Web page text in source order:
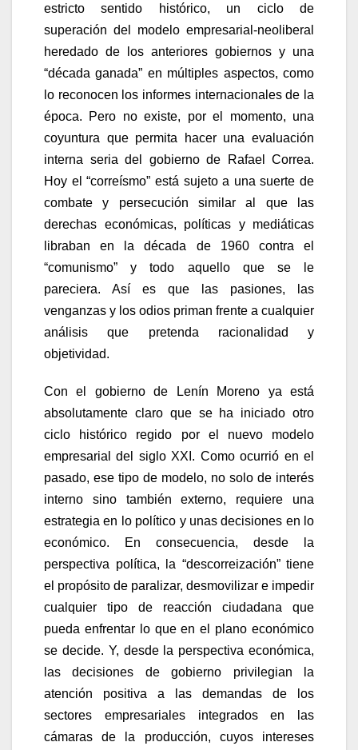
estricto sentido histórico, un ciclo de
superación del modelo empresarial-neoliberal
heredado de los anteriores gobiernos y una
“década ganada” en múltiples aspectos, como
lo reconocen los informes internacionales de la
época. Pero no existe, por el momento, una
coyuntura que permita hacer una evaluación
interna seria del gobierno de Rafael Correa.
Hoy el “correísmo” está sujeto a una suerte de
combate y persecución similar al que las
derechas económicas, políticas y mediáticas
libraban en la década de 1960 contra el
“comunismo” y todo aquello que se le
pareciera. Así es que las pasiones, las
venganzas y los odios priman frente a cualquier
análisis que pretenda racionalidad y
objetividad.
Con el gobierno de Lenín Moreno ya está
absolutamente claro que se ha iniciado otro
ciclo histórico regido por el nuevo modelo
empresarial del siglo XXI. Como ocurrió en el
pasado, ese tipo de modelo, no solo de interés
interno sino también externo, requiere una
estrategia en lo político y unas decisiones en lo
económico. En consecuencia, desde la
perspectiva política, la “descorreización” tiene
el propósito de paralizar, desmovilizar e impedir
cualquier tipo de reacción ciudadana que
pueda enfrentar lo que en el plano económico
se decide. Y, desde la perspectiva económica,
las decisiones de gobierno privilegian la
atención positiva a las demandas de los
sectores empresariales integrados en las
cámaras de la producción, cuyos intereses